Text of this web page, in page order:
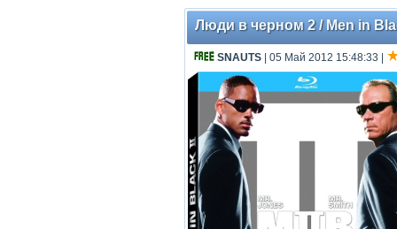
Люди в черном 2 / Men in
SNAUTS | 05 Май 2012 15:48:33